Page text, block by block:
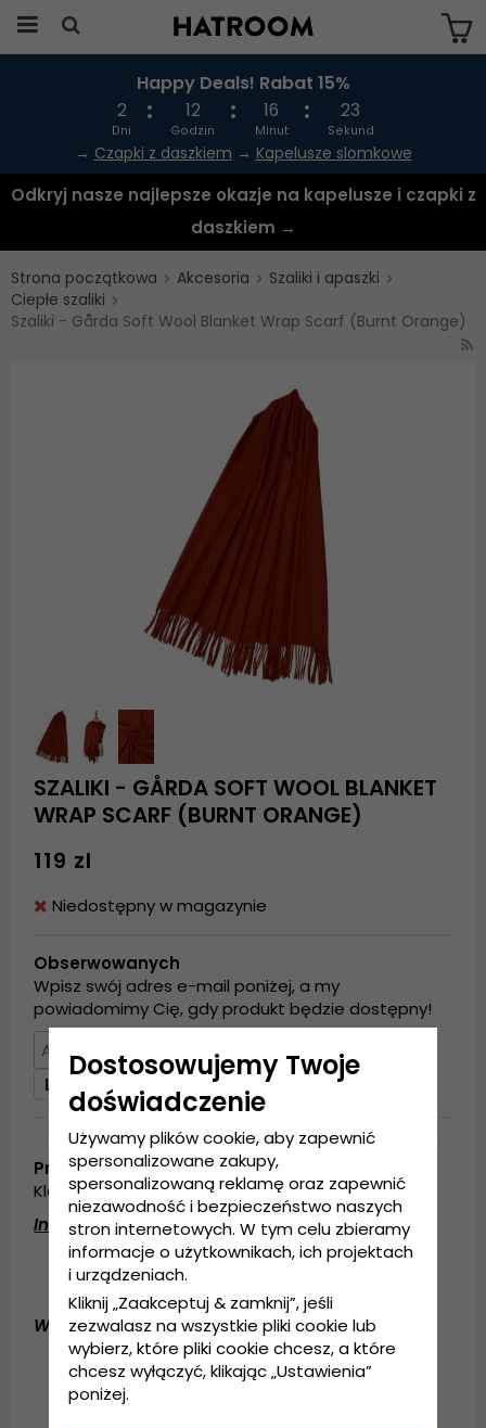
Produkten har blivit tillagd i varukorgen
Happy Deals! Rabat 15%
2
Dni
12
Godzin
16
Minut
23
Sekund
→ Czapki z daszkiem → Kapelusze slomkowe
Odkryj nasze najlepsze okazje na kapelusze i czapki z
daszkiem →
Strona początkowa Akcesoria
Szaliki i apaszki
Ciepłe szaliki
Szaliki - Gårda Soft Wool Blanket Wrap Scarf (Burnt Orange)
SZALIKI - GÅRDA SOFT WOOL BLANKET
WRAP SCARF (BURNT ORANGE)
119 zl
Niedostępny w magazynie
Obserwowanych
Wpisz swój adres e-mail poniżej, a my
powiadomimy Cię, gdy produkt będzie dostępny!
Lista obserwowanych
Produktbeskrivning
Klasyczny szal tkany z frędzlami.
Informacje szczegółowe:
Unisex
70 x 200 cm
Wykonanie:30% Wełna, 70% Akryl
Dostosowujemy Twoje
doświadczenie
Używamy plików cookie, aby zapewnić
spersonalizowane zakupy,
spersonalizowaną reklamę oraz zapewnić
niezawodność i bezpieczeństwo naszych
stron internetowych. W tym celu zbieramy
informacje o użytkownikach, ich projektach
i urządzeniach.
Kliknij „Zaakceptuj & zamknij”, jeśli
zezwalasz na wszystkie pliki cookie lub
wybierz, które pliki cookie chcesz, a które
chcesz wyłączyć, klikając „Ustawienia”
poniżej.